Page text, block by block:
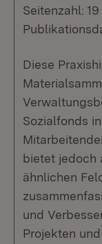
Seitenzahl: 19
Diese
Sozialfonds
bietet jedoch
ähnlichen
und
Projekten